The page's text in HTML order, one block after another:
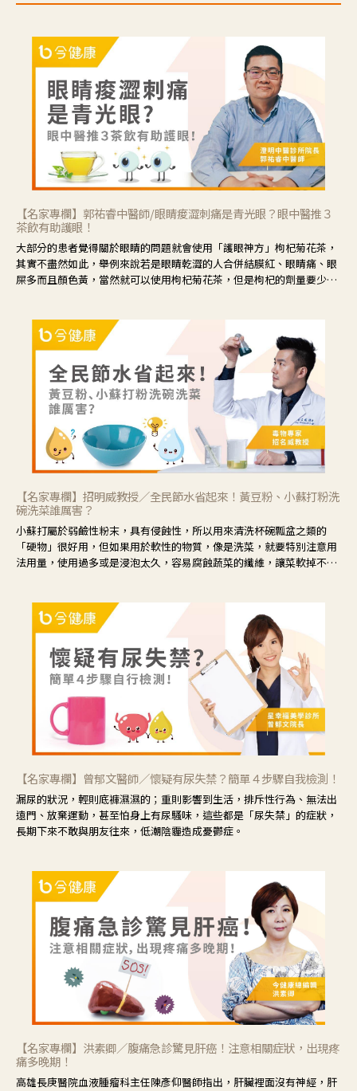
【名家專欄】郭祐睿中醫師/眼睛痠澀刺痛是青光眼？眼中醫推３
茶飲有助護眼！
大部分的患者覺得關於眼睛的問題就會使用「護眼神方」枸杞菊花茶，
其實不盡然如此，舉例來說若是眼睛乾澀的人合併結膜紅、眼睛痛、眼
屎多而且顏色黃，當然就可以使用枸杞菊花茶，但是枸杞的劑量要少，
候就要使用菊花、金銀花來治療；假如單純的眼睛乾澀，結膜沒有紅，
眼睛周圍沒有眼屎，這種情況是屬於「陰虛」，就可以使用枸杞、蓮
藕、麥門冬、山藥等比較滋潤的藥材，效果就更顯著。
【名家專欄】招明威教授／全民節水省起來！黃豆粉、小蘇打粉洗
碗洗菜誰厲害？
小蘇打屬於弱鹼性粉末，具有侵蝕性，所以用來清洗杯碗瓢盆之類的
「硬物」很好用，但如果用於軟性的物質，像是洗菜，就要特別注意用
法用量，使用過多或是浸泡太久，容易腐蝕蔬菜的纖維，讓菜軟掉不清
【名家專欄】曾郁文醫師／懷疑有尿失禁？簡單４步驟自我檢測！
漏尿的狀況，輕則底褲濕濕的；重則影響到生活，排斥性行為、無法出
遠門、放棄運動，甚至怕身上有尿騷味，這些都是「尿失禁」的症狀，
長期下來不敢與朋友往來，低潮陰霾造成憂鬱症。
【名家專欄】洪素卿／腹痛急診驚見肝癌！注意相關症狀，出現疼
痛多晚期！
高雄長庚醫院血液腫瘤科主任陳彥仰醫師指出，肝臟裡面沒有神經，肝